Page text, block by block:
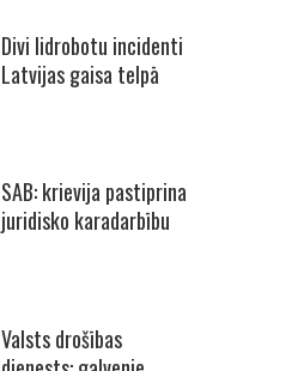
Divi lidrobotu incidenti
Latvijas gaisa telpā
SAB: krievija pastiprina
juridisko karadarbību
Valsts drošības